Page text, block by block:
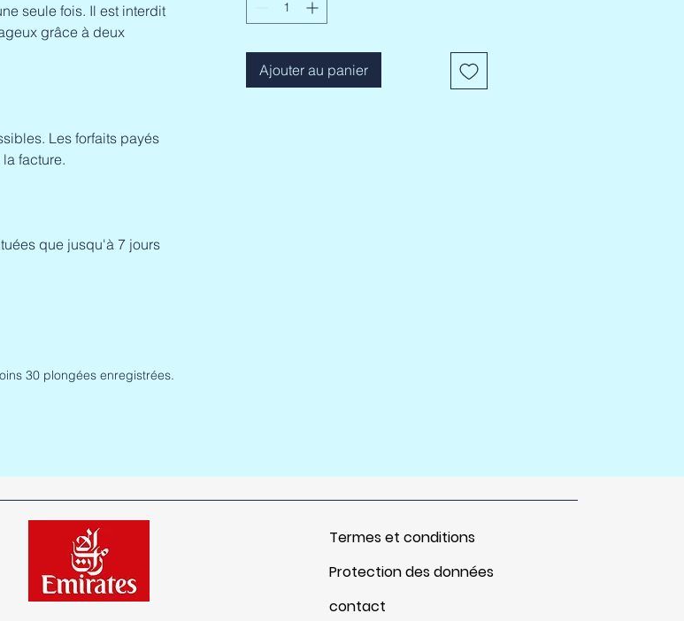
seule fois. Il est interdit
grâce à deux
Les forfaits payés
facture.
que jusqu'à 7 jours
30 plongées enregistrées.
Ajouter au panier
Termes et conditions
Protection des données
contact